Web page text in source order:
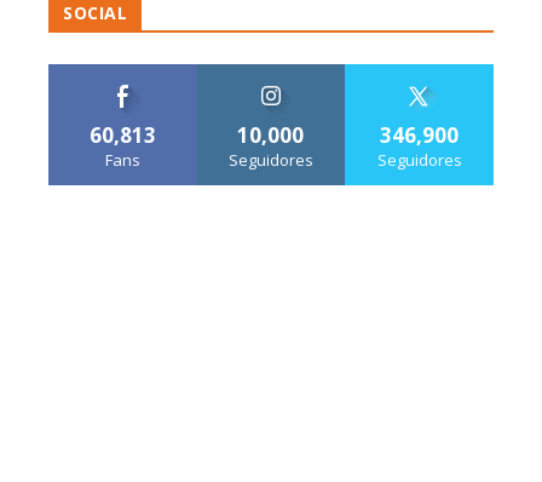
SOCIAL
60,813
Fans
10,000
Seguidores
346,900
Seguidores